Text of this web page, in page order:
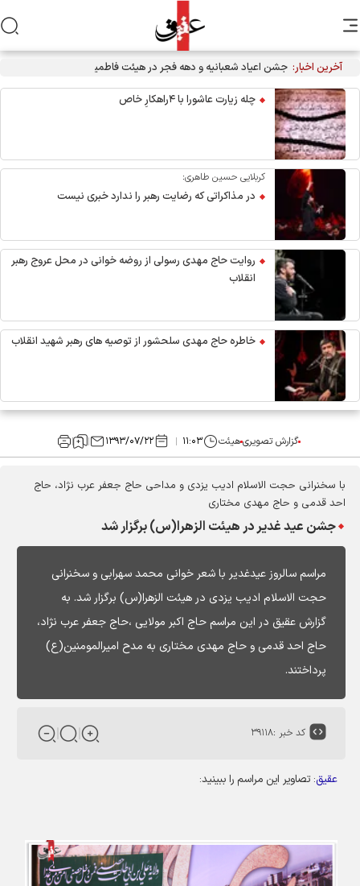
آخرین اخبار: جشن اعیاد شعبانیه و دهه فجر در هیئت فاطمیون قم
چله زیارت عاشورا با ۴راهکارِ خاص
کربلایی حسین طاهری:
در مذاکراتی که رضایت رهبر را ندارد خبری نیست
روایت حاج مهدی رسولی از روضه خوانی در محل عروج رهبر
انقلاب
خاطره حاج مهدی سلحشور از توصیه های رهبر شهید انقلاب
گزارش تصویریهیئت ۱۱:۰۳ ۱۳۹۳/۰۷/۲۲
با سخنرانی حجت الاسلام ادیب یزدی و مداحی حاج جعفر عرب نژاد، حاج
احد قدمی و حاج مهدی مختاری
جشن عید غدیر در هیئت الزهرا(س) برگزار شد
مراسم سالروز عیدغدیر با شعر خوانی محمد سهرابی و سخنرانی
حجت الاسلام ادیب یزدی در هیئت الزهرا(س) برگزار شد. به
گزارش عقیق در این مراسم حاج اکبر مولایی ،حاج جعفر عرب نژاد،
حاج احد قدمی و حاج مهدی مختاری به مدح امیرالمومنین(ع)
پرداختند.
کد خبر :۳۹۱۱۸
عقیق: تصاویر این مراسم را ببینید: